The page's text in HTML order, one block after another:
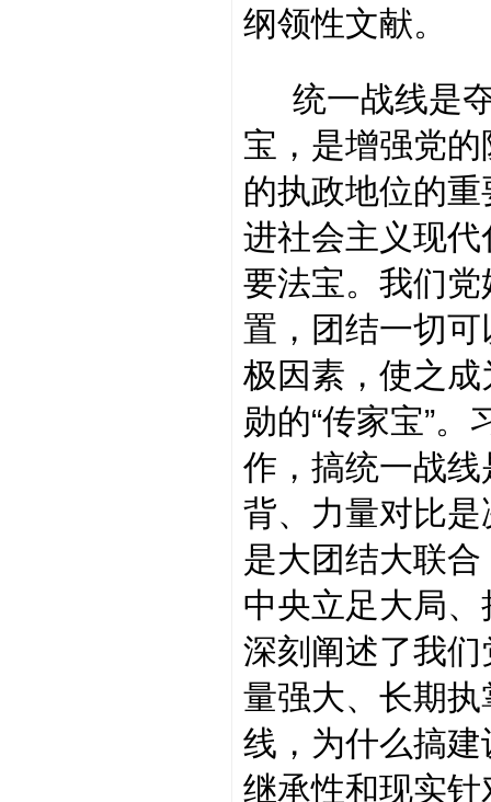
纲领性文献。
统一战线是夺
宝，是增强党
的执政地位的
进社会主义现
要法宝。我们
置，团结一切
极因素，使之
勋的“传家宝”
作，搞统一战
背、力量对比
是大团结大联
中央立足大局
深刻阐述了我
量强大、长期
线，为什么搞
继承性和现实